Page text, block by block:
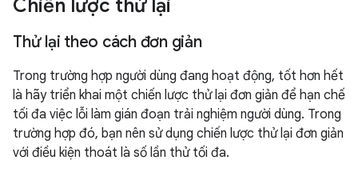
Chiến lược thử lại
Thử lại theo cách đơn giản
Trong trường hợp người dùng đang hoạt động, tốt hơn hết
là hãy triển khai một chiến lược thử lại đơn giản để hạn chế
tối đa việc lỗi làm gián đoạn trải nghiệm người dùng. Trong
trường hợp đó, bạn nên sử dụng chiến lược thử lại đơn giản
với điều kiện thoát là số lần thử tối đa.